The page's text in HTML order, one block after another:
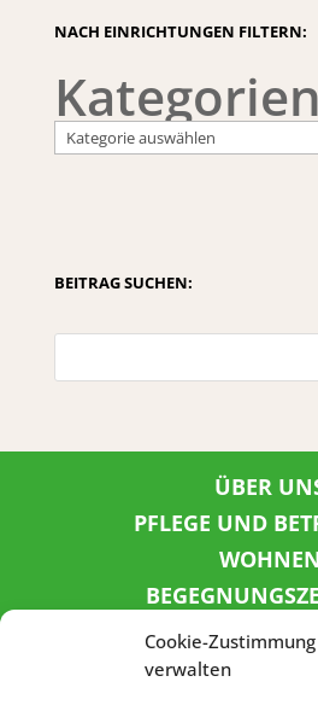
Cookie-Zustimmung
verwalten
NACH EINRICHTUNGEN FILTERN:
Kategorien
BEITRAG SUCHEN:
ÜBER
PFLEGE UND
WOHNEN
KINDER UND
KONTAKT